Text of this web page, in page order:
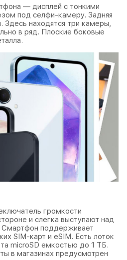
— дисплей с тонкими
под селфи-камеру. Задняя
Здесь находятся три камеры,
в ряд. Плоские боковые
громкости
и слегка выступают над
Смартфон поддерживает
SIM-карт и eSIM. Есть лоток
microSD емкостью до 1 ТБ.
в магазинах предусмотрен